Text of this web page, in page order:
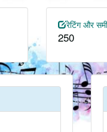
रेटिंग और
250